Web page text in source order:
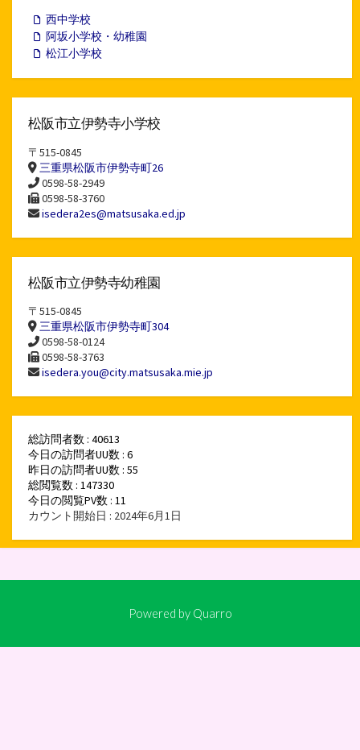
西中学校
阿坂小学校・幼稚園
松江小学校
松阪市立伊勢寺小学校
〒515-0845
三重県松阪市伊勢寺町26
0598-58-2949
0598-58-3760
isedera2es@matsusaka.ed.jp
松阪市立伊勢寺幼稚園
〒515-0845
三重県松阪市伊勢寺町304
0598-58-0124
0598-58-3763
isedera.you@city.matsusaka.mie.jp
総訪問者数 : 40613
今日の訪問者UU数 : 6
昨日の訪問者UU数 : 55
総閲覧数 : 147330
今日の閲覧PV数 : 11
カウント開始日 : 2024年6月1日
Powered by Quarro